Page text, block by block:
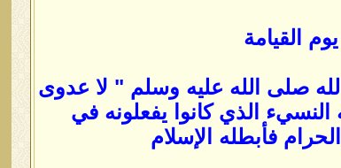
القيامة
صلى الله عليه وسلم " لا عدوى
الذي كانوا يفعلونه في
فأبطله الإسلام